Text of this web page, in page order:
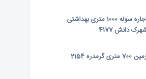
اجاره سوله 1000 متری بهداشتی
دانش 4177
متری گرمدره 2154